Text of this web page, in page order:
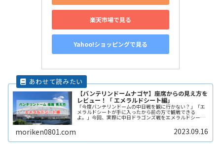
楽天市場で見る
Yahoo!ショッピングで見る
【バンテリンドームナゴヤ】座席からの見え方を
レビュー！「 エメラルドシート編」
「今度バンテリンドームの中日戦を観に行かない？」「エ
メラルドシートが手に入ったから前の方で観戦できる
よ。」今回、実際に中日ドラゴンズ戦をエメラルドシート
moriken0801.com 2023.09.16